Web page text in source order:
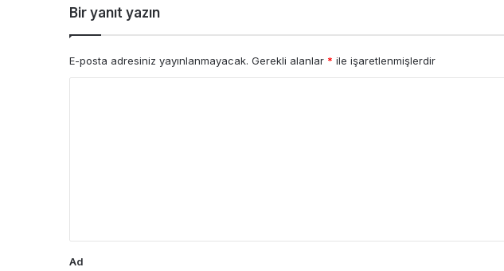
Bir yanıt yazın
E-posta adresiniz yayınlanmayacak. Gerekli alanlar * ile işaretlenmişlerdir
Ad